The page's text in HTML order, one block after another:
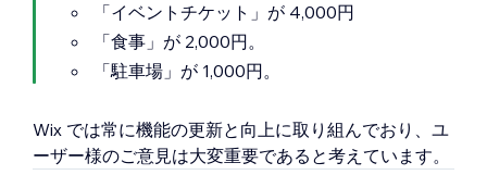
「イベントチケット」が 4,000円
「食事」が 2,000円。
「駐車場」が 1,000円。
Wix では常に機能の更新と向上に取り組んでおり、ユ
ーザー様のご意見は大変重要であると考えています。